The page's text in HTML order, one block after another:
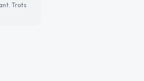
Trots